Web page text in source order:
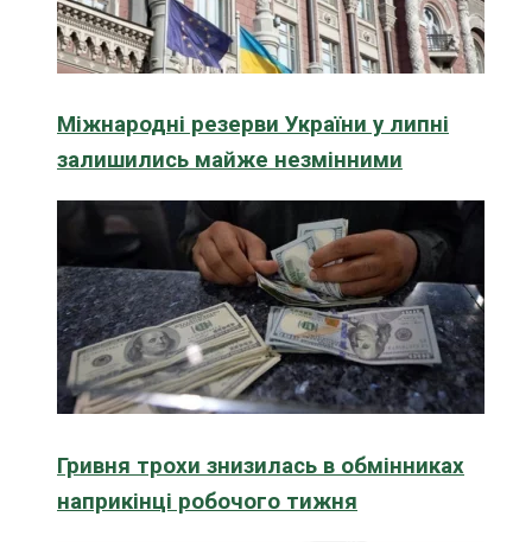
Міжнародні резерви України у липні
залишились майже незмінними
Гривня трохи знизилась в обмінниках
наприкінці робочого тижня